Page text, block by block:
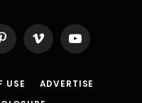
PinterestVimeo YouTube
USE
ADVERTISE